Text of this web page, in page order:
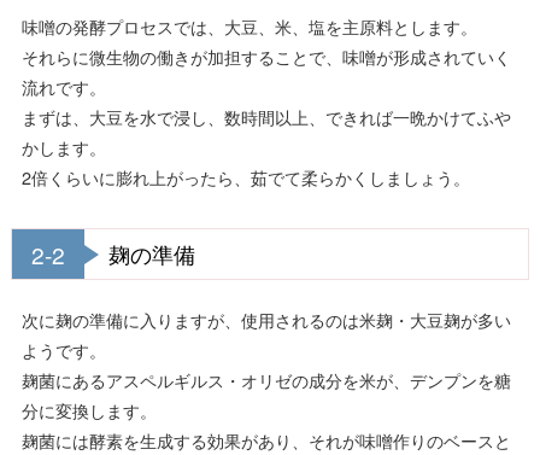
味噌の発酵プロセスでは、大豆、米、塩を主原料とします。
それらに微生物の働きが加担することで、味噌が形成されていく
流れです。
まずは、大豆を水で浸し、数時間以上、できれば一晩かけてふや
かします。
2倍くらいに膨れ上がったら、茹でて柔らかくしましょう。
2-2 麹の準備
次に麹の準備に入りますが、使用されるのは米麹・大豆麹が多い
ようです。
麹菌にあるアスペルギルス・オリゼの成分を米が、デンプンを糖
分に変換します。
麹菌には酵素を生成する効果があり、それが味噌作りのベースと